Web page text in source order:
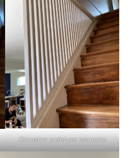
Claustra peinture blanche